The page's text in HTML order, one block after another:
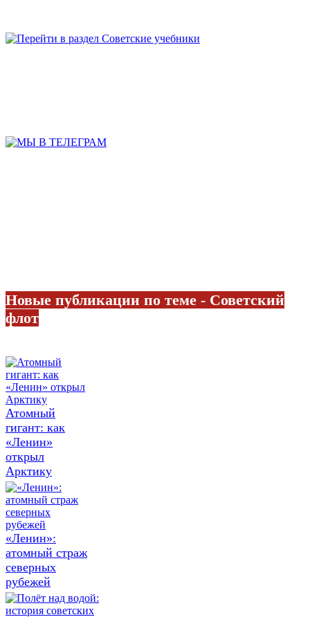
Новые публикации по теме - Советский
флот
Атомный
гигант: как
«Ленин»
открыл
Арктику
«Ленин»:
атомный страж
северных
рубежей